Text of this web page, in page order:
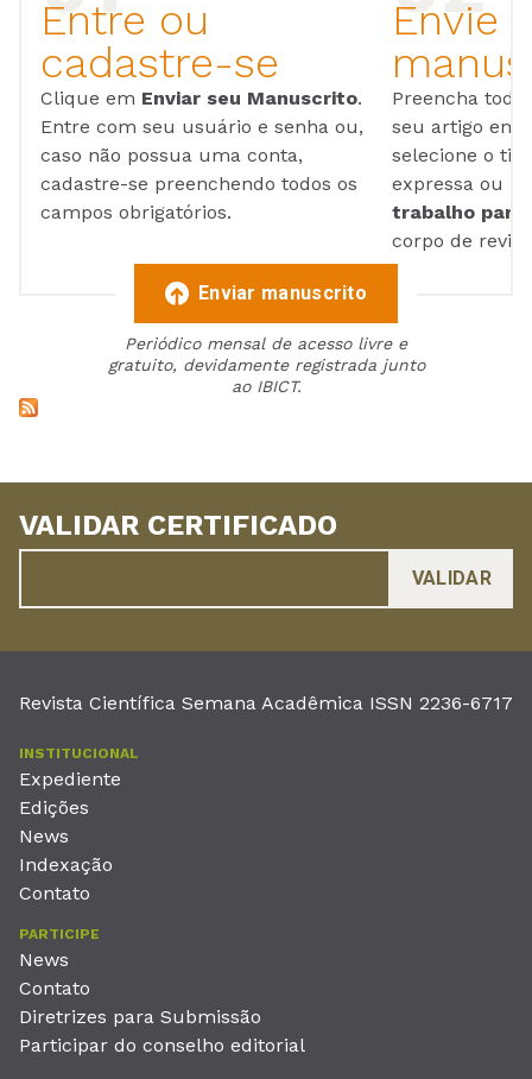
Entre ou
cadastre-se
Clique em Enviar seu Manuscrito.
Entre com seu usuário e senha ou,
caso não possua uma conta,
cadastre-se preenchendo todos os
campos obrigatórios.
Envie
Preencha
seu artigo em
selecione o
expressa ou
trabalho para
corpo de
Enviar manuscrito
Periódico mensal de acesso livre e
gratuito, devidamente registrada junto
ao IBICT.
VALIDAR CERTIFICADO
Revista Científica Semana Acadêmica ISSN 2236-6717
INSTITUCIONAL
Expediente
Edições
News
Indexação
Contato
PARTICIPE
News
Contato
Diretrizes para Submissão
Participar do conselho editorial